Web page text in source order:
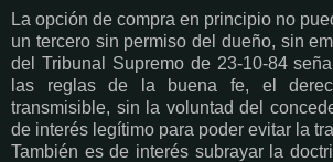
La opción de compra en principio no
un tercero sin permiso del dueño, sin
del Tribunal Supremo de 23-10-84
las reglas de la buena fe, el
transmisible, sin la voluntad del
de interés legítimo para poder evitar la
También es de interés subrayar la